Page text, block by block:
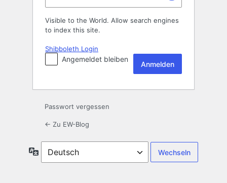
Visible to the World. Allow search engines
to index this site.
Shibboleth Login
Angemeldet bleiben
Passwort vergessen
← Zu EW-Blog
Sprache